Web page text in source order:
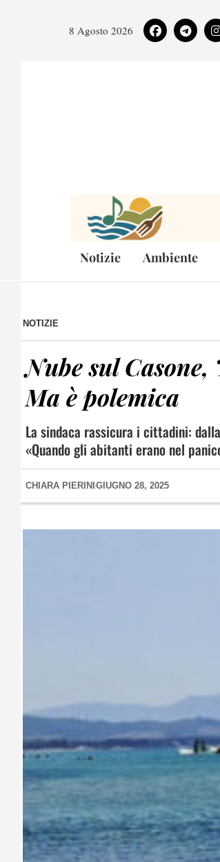
8 Agosto 2026
Notizie Ambiente
NOTIZIE
Nube sul
Ma è polemica
La sindaca rassicura i cittadini:
«Quando gli abitanti erano nel
CHIARA PIERINI GIUGNO 28, 2025